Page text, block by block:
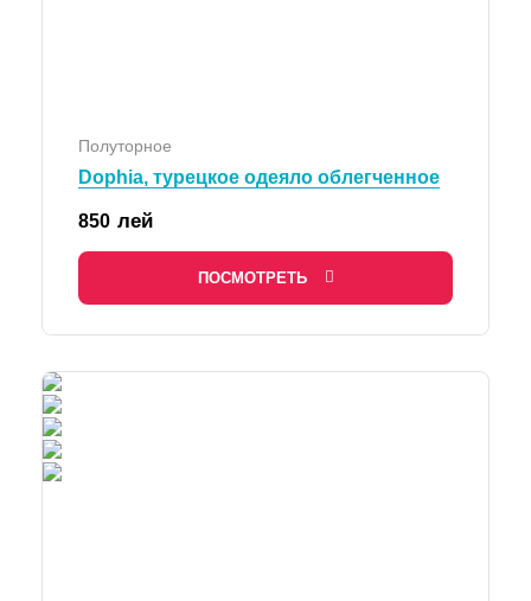
Полуторное
Dophia, турецкое одеяло облегченное
850 лей
ПОСМОТРЕТЬ